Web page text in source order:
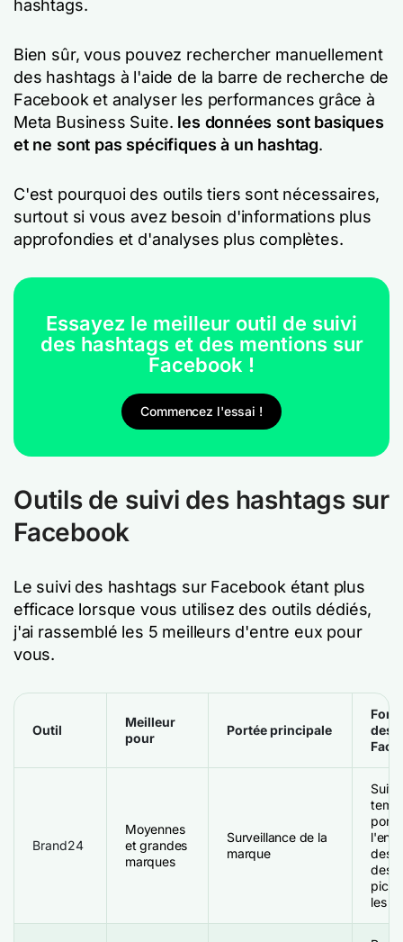
hashtags.
Bien sûr, vous pouvez rechercher manuellement
des hashtags à l'aide de la barre de recherche de
Facebook et analyser les performances grâce à
Meta Business Suite. les données sont basiques
et ne sont pas spécifiques à un hashtag.
C'est pourquoi des outils tiers sont nécessaires,
surtout si vous avez besoin d'informations plus
approfondies et d'analyses plus complètes.
Essayez le meilleur outil de suivi
des hashtags et des mentions sur
Facebook !
Commencez l'essai !
Outils de suivi des hashtags sur
Facebook
Le suivi des hashtags sur Facebook étant plus
efficace lorsque vous utilisez des outils dédiés,
j'ai rassemblé les 5 meilleurs d'entre eux pour
vous.
Outil
Meilleur
pour
Portée principale
des
Brand24
Moyennes
et grandes
marques
Surveillance de la
marque
Suivi
des
des
pics
les